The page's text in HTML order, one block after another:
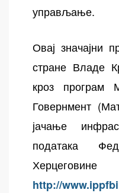
управљање.
Овај значајни
стране Владе
кроз програм
Говернмент
јачање
података
http://